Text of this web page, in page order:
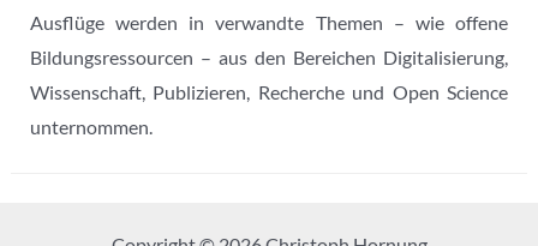
Ausflüge werden in verwandte Themen – wie offene
Bildungsressourcen – aus den Bereichen Digitalisierung,
Wissenschaft, Publizieren, Recherche und Open Science
unternommen.